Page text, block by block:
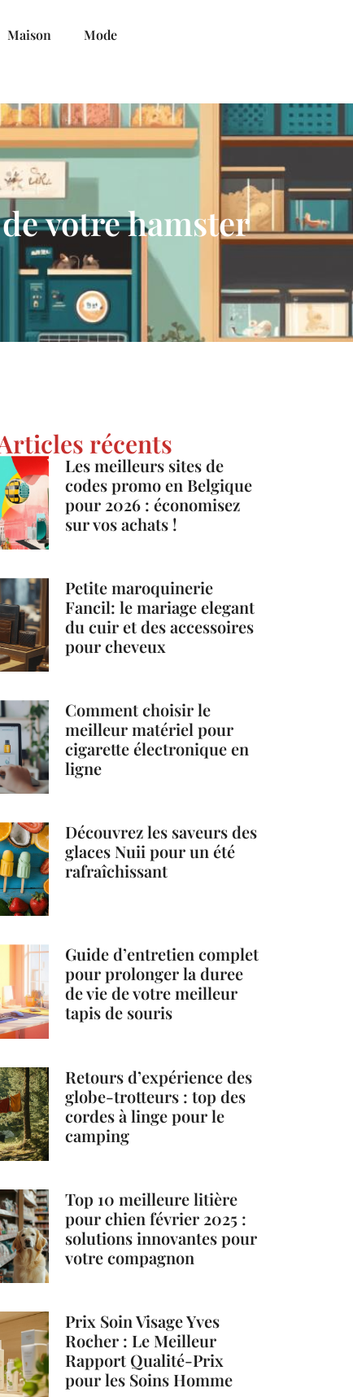
Maison Mode
votre hamster
récents
Les meilleurs sites de
codes promo en Belgique
pour 2026 : économisez
sur vos achats !
Petite maroquinerie
Fancil: le mariage elegant
du cuir et des accessoires
pour cheveux
Comment choisir le
meilleur matériel pour
cigarette électronique en
ligne
Découvrez les saveurs des
glaces Nuii pour un été
rafraîchissant
Guide d’entretien complet
pour prolonger la duree
de vie de votre meilleur
tapis de souris
Retours d’expérience des
globe-trotteurs : top des
cordes à linge pour le
camping
Top 10 meilleure litière
pour chien février 2025 :
solutions innovantes pour
votre compagnon
Prix Soin Visage Yves
Rocher : Le Meilleur
Rapport Qualité-Prix
pour les Soins Homme